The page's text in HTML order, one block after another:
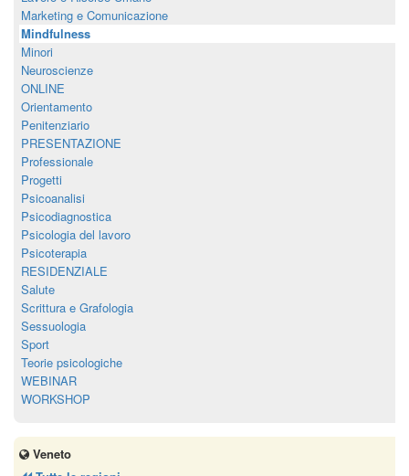
Marketing e Comunicazione
Mindfulness
Minori
Neuroscienze
ONLINE
Orientamento
Penitenziario
PRESENTAZIONE
Professionale
Progetti
Psicoanalisi
Psicodiagnostica
Psicologia del lavoro
Psicoterapia
RESIDENZIALE
Salute
Scrittura e Grafologia
Sessuologia
Sport
Teorie psicologiche
WEBINAR
WORKSHOP
Veneto